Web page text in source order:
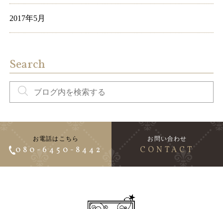
2017年5月
Search
お電話はこちら
080-6450-8442
お問い合わせ
CONTACT